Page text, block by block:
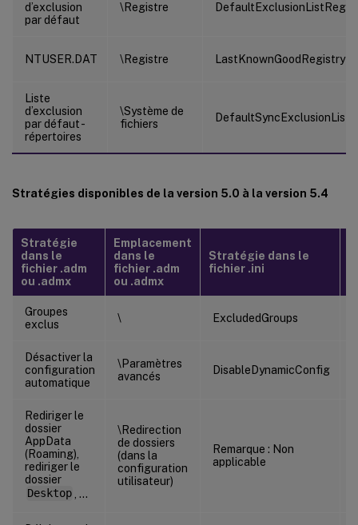
d’exclusion
par défaut
\Registre
NTUSER.DAT \Registre LastKnownGoodRegistry
Liste
d’exclusion
par défaut -
répertoires
\Système de
fichiers
Stratégies disponibles de la version 5.0 à la version 5.4
Stratégie
dans le
fichier .adm
ou .admx
Emplacement
dans le
fichier .adm
ou .admx
Stratégie dans le
fichier .ini
Groupes
exclus
\ ExcludedGroups
Désactiver la
configuration
automatique
\Paramètres
avancés
DisableDynamicConfig
Rediriger le
dossier
AppData
(Roaming),
rediriger le
dossier
Desktop , …
\Redirection
de dossiers
(dans la
configuration
utilisateur)
Remarque : Non
applicable